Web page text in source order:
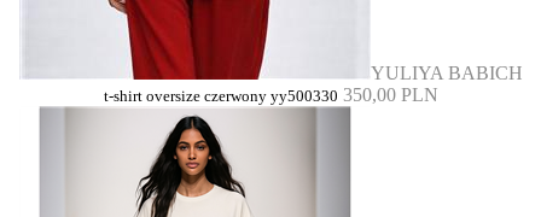
YULIYA BABICH
t-shirt oversize czerwony yy500330 350,00 PLN